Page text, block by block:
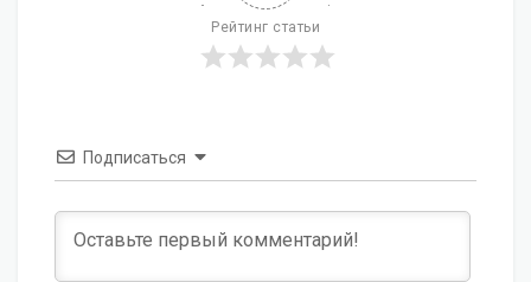
Рейтинг статьи
Подписаться